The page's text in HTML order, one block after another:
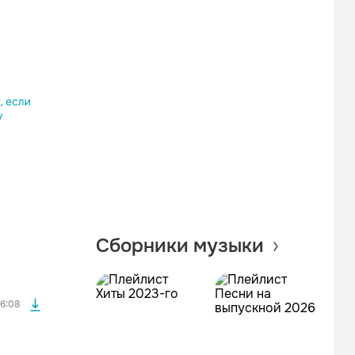
Сборники музыки